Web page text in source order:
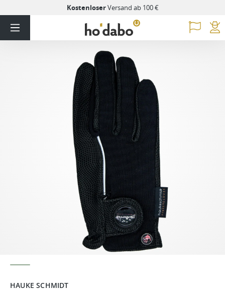
KostenloserVersand ab 100 €
HAUKE SCHMIDT